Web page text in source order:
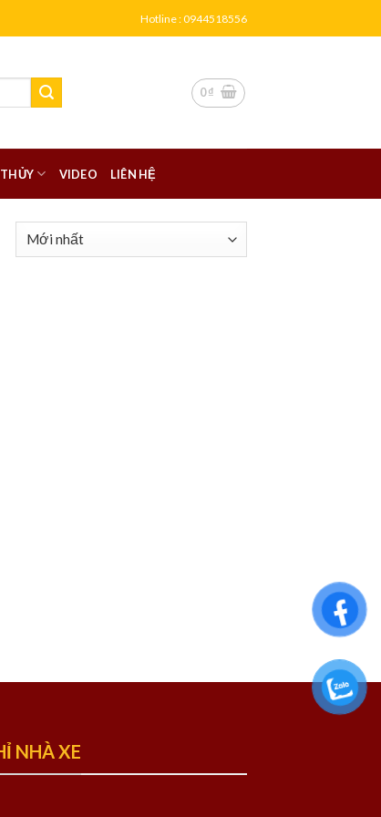
Hotline : 0944518556
0₫
VIDEO LIÊN HỆ
NHÀ XE